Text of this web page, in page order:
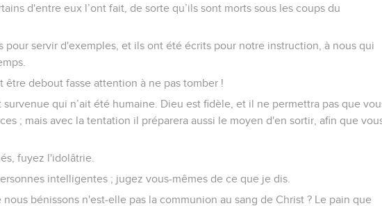
d'entre eux l’ont fait, de sorte qu’ils sont morts sous les coups du
pour servir d'exemples, et ils ont été écrits pour notre instruction, à nous qui
debout fasse attention à ne pas tomber !
qui n’ait été humaine. Dieu est fidèle, et il ne permettra pas que
; mais avec la tentation il préparera aussi le moyen d'en sortir, afin que
fuyez l'idolâtrie.
intelligentes ; jugez vous-mêmes de ce que je dis.
bénissons n'est-elle pas la communion au sang de Christ ? Le pain que